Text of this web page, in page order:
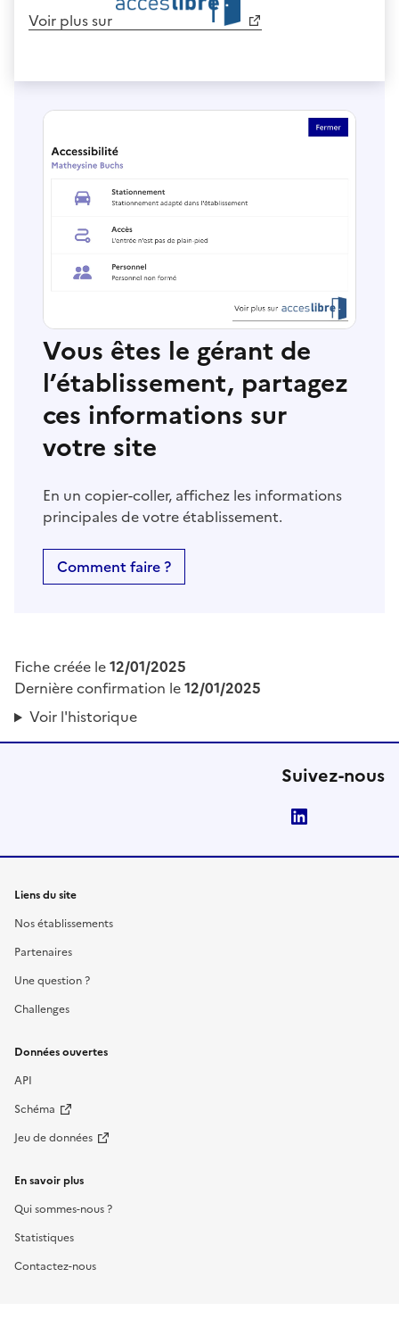
Voir plus sur
Vous êtes le gérant de
l’établissement, partagez
ces informations sur
votre site
En un copier-coller, affichez les informations
principales de votre établissement.
Comment faire ?
Fiche créée le12/01/2025
Dernière confirmation le12/01/2025
Voir l'historique
Suivez-nous
Liens du site
Nos établissements
Partenaires
Une question ?
Challenges
Données ouvertes
API
Schéma
Jeu de données
En savoir plus
Qui sommes-nous ?
Statistiques
Contactez-nous